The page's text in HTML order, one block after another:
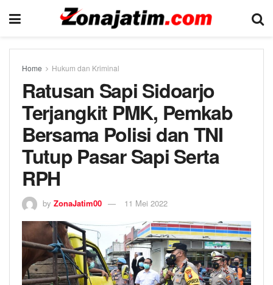
Home Hukum dan Kriminal
Ratusan Sapi Sidoarjo
Terjangkit PMK, Pemkab
Bersama Polisi dan TNI
Tutup Pasar Sapi Serta
RPH
by ZonaJatim00 11 Mei 2022